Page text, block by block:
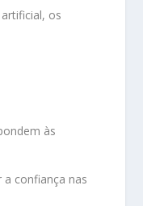
os
às
confiança nas